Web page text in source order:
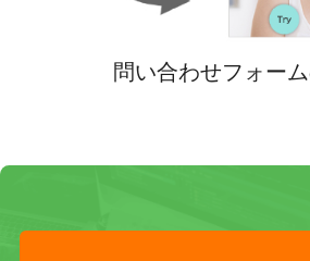
問い合わせフォー